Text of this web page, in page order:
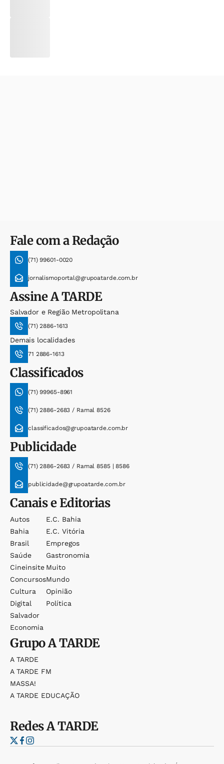
Fale com a Redação
(71) 99601-0020
jornalismoportal@grupoatarde.com.br
AssineA TARDE
Salvador e Região Metropolitana
(71) 2886-1613
Demais localidades
71 2886-1613
Classificados
(71) 99965-8961
(71) 2886-2683 / Ramal 8526
classificados@grupoatarde.com.br
Publicidade
(71) 2886-2683 / Ramal 8585 | 8586
publicidade@grupoatarde.com.br
Canais e Editorias
Autos
Bahia
Brasil
Saúde
Cineinsite
Concursos
Cultura
Digital
Salvador
Economia
E.c. Bahia
E.c. Vitória
Empregos
Gastronomia
Muito
Mundo
Opinião
Política
GrupoA TARDE
A TARDE
A TARDE FM
MASSA!
A TARDE EDUCAÇÃO
RedesA TARDE